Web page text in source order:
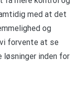
med at det
og
forvente at se
løsninger inden for